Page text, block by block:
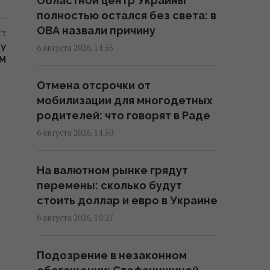
праздник: что будут отмечать 8
августа
18:04 четверг, 06 августа 2026
на заявление Зеленского о
сокращении поставок ракет
17:58 четверг, 06 августа 2026
эксперт объяснил проблему с
пусковыми установками РФ
17:33 четверг, 06 августа 2026
Кореи Россия может бросить
полностью остался без света: в
ОВА назвали причину
6 августа 2026, 14:55
Отмена отсрочки от
мобилизации для многодетных
родителей: что говорят в Раде
6 августа 2026, 14:50
На валютном рынке грядут
перемены: сколько будут
стоить доллар и евро в Украине
6 августа 2026, 10:27
Подозрение в незаконном